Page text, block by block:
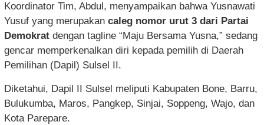
Koordinator Tim, Abdul, menyampaikan bahwa Yusnawati
Yusuf yang merupakan caleg nomor urut 3 dari Partai
Demokrat dengan tagline “Maju Bersama Yusna,” sedang
gencar memperkenalkan diri kepada pemilih di Daerah
Pemilihan (Dapil) Sulsel II.
Diketahui, Dapil II Sulsel meliputi Kabupaten Bone, Barru,
Bulukumba, Maros, Pangkep, Sinjai, Soppeng, Wajo, dan
Kota Parepare.